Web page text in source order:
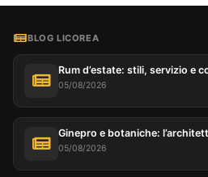
BLOG LICOREA
Rum d’estate: stili, servizio e
05/08/2026
Ginepro e botaniche:
05/08/2026